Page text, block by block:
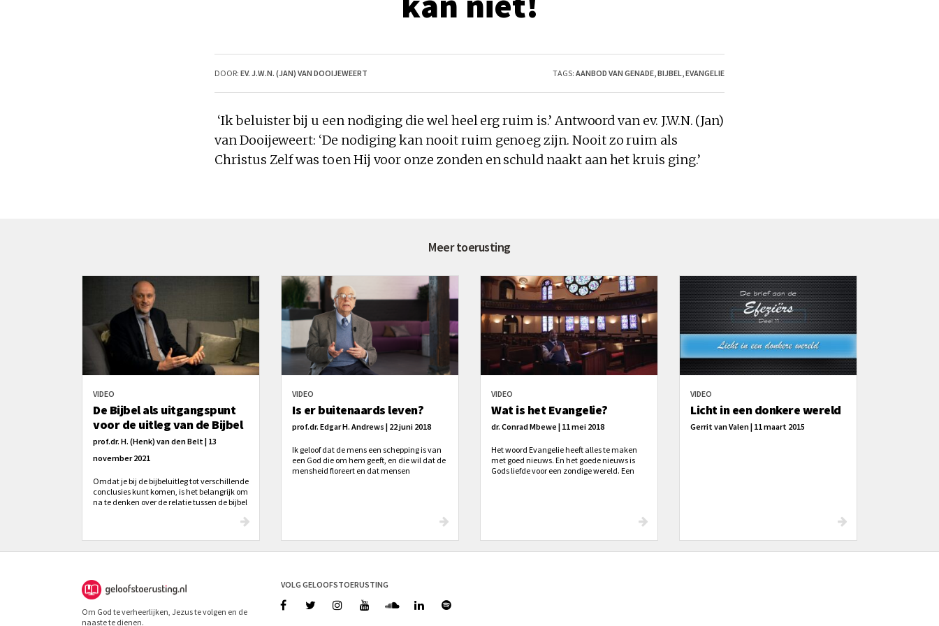
DOOR: EV. J.W.N. (JAN) VAN DOOIJEWEERT TAGS: AANBOD VAN GENADE BIJBEL EVANGELIE
‘Ik beluister bij u een nodiging die wel heel ergruim is.’ Antwoord van ev. J.W.N. (Jan)
van Dooijeweert: ‘De nodigingkan nooitruim genoeg zijn. Nooit zoruim als
Christus Zelf was toen Hij voor onze zonden en schuld naakt aan hetkruis ging.’
Meer toerusting
VIDEO
De Bijbel als uitgangspunt
voor de uitleg van de Bijbel
prof.dr. H. (Henk) van den Belt | 13
november 2021
Omdat je bij de bijbeluitleg tot verschillende
conclusies kunt komen, is het belangrijk om
na te denken over de relatie tussen de bijbel
VIDEO
Is er buitenaards leven?
prof.dr. Edgar H. Andrews | 22 juni 2018
Ik geloof dat de mens een schepping is van
een God die om hem geeft, en die wil dat de
mensheid floreert en dat mensen
VIDEO
Wat is het Evangelie?
dr. Conrad Mbewe | 11 mei 2018
Het woord Evangelie heeft alles te maken
met goed nieuws. En het goede nieuws is
Gods liefde voor een zondige wereld. Een
VIDEO
Licht in een donkere wereld
Gerrit van Valen | 11 maart 2015
Om God te verheerlijken, Jezus te volgen en de
naaste te dienen.
VOLG GELOOFSTOERUSTING